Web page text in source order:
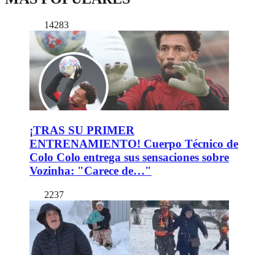
14283
¡TRAS SU PRIMER
ENTRENAMIENTO! Cuerpo Técnico de
Colo Colo entrega sus sensaciones sobre
Vozinha: "Carece de…"
2237